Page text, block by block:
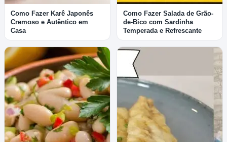
Como Fazer Karê Japonês
Cremoso e Autêntico em
Casa
Como Fazer Salada de Grão-
de-Bico com Sardinha
Temperada e Refrescante